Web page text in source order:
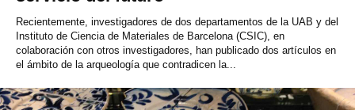
Agenda
Recientemente, investigadores de dos departamentos de la UAB y del
Instituto de Ciencia de Materiales de Barcelona (CSIC), en
colaboración con otros investigadores, han publicado dos artículos en
el ámbito de la arqueología que contradicen la...